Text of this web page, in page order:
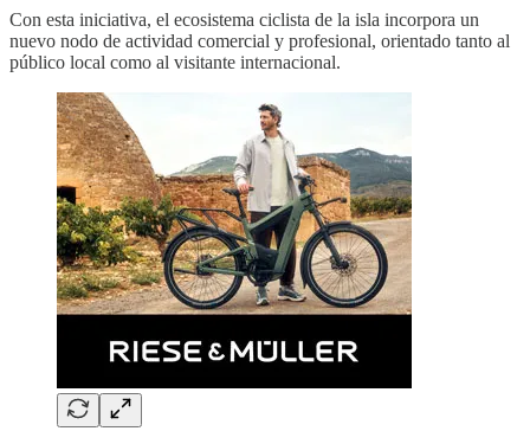
Con esta iniciativa, el ecosistema ciclista de la isla incorpora un
nuevo nodo de actividad comercial y profesional, orientado tanto al
público local como al visitante internacional.